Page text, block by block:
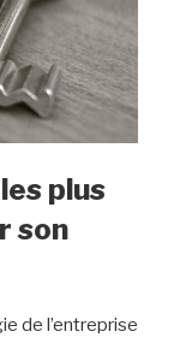
plus
son
de l’entreprise